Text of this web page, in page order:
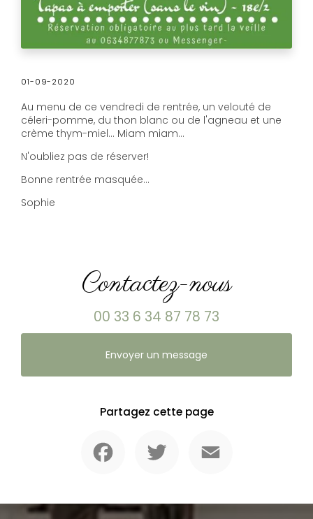
01-09-2020
Au menu de ce vendredi de rentrée, un velouté de
céleri-pomme, du thon blanc ou de l'agneau et une
crème thym-miel... Miam miam...
N'oubliez pas de réserver!
Bonne rentrée masquée...
Sophie
Contactez-nous
00 33 6 34 87 78 73
Envoyer un message
Partagez cette page